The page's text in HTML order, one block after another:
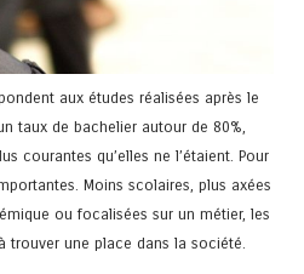
aux études réalisées après le
taux de bachelier autour de 80%,
courantes qu’elles ne l’étaient. Pour
Moins scolaires, plus axées
ou focalisées sur un métier, les
trouver une place dans la société.